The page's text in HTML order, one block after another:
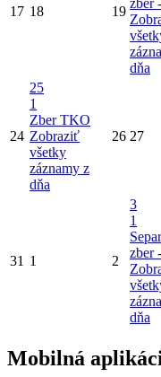
17 18 19
zber
dňa
24
25
1
Zber TKO
Zobraziť
všetky
záznamy z
dňa
26 27
31 1 2
3
1
zber
dňa
Mobilná